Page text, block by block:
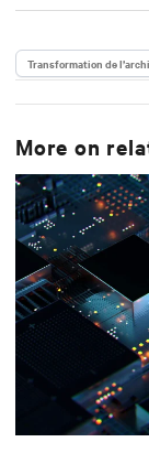
Transformation de
More on